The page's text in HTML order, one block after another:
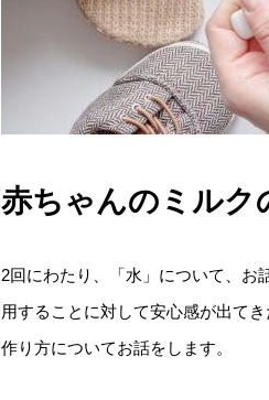
赤ちゃんのミルク
2回にわたり、「水」について、お
用することに対して安心感が出て
作り方についてお話をします。